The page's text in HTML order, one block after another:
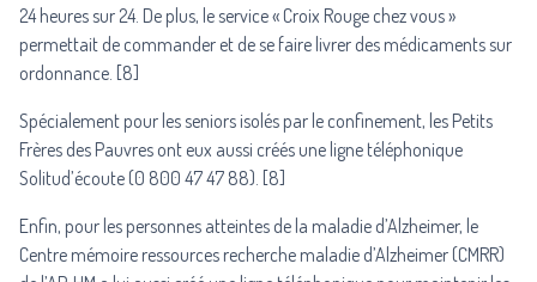
24 heures sur 24. De plus, le service « Croix Rouge chez vous »
permettait de commander et de se faire livrer des médicaments sur
ordonnance. [8]
Spécialement pour les seniors isolés par le confinement, les Petits
Frères des Pauvres ont eux aussi créés une ligne téléphonique
Solitud’écoute (0 800 47 47 88). [8]
Enfin, pour les personnes atteintes de la maladie d’Alzheimer, le
Centre mémoire ressources recherche maladie d’Alzheimer (CMRR)